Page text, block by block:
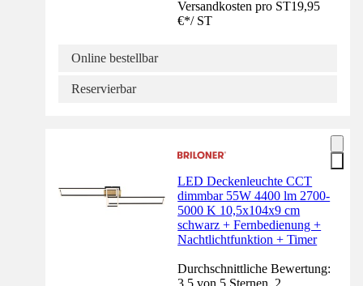
Versandkosten pro ST19,95
€*/ ST
Online bestellbar
Reservierbar
LED Deckenleuchte CCT
dimmbar 55W 4400 lm 2700-
5000 K 10,5x104x9 cm
schwarz + Fernbedienung +
Nachtlichtfunktion + Timer
Durchschnittliche Bewertung: